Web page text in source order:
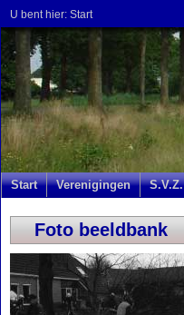
U bent hier: Start
Start Verenigingen S.V.Z.
Foto beeldbank